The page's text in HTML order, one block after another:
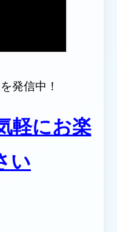
発信中！
軽にお楽
い